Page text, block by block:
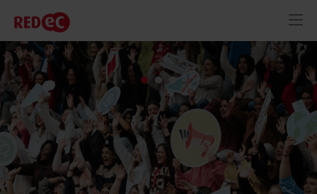
RECURSOS
ACTUALIDAD
CONTACTO